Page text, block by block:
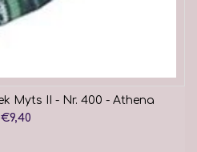
Myts II - Nr. 400 - Athena
€9,40